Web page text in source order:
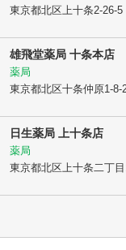
東京都北区 上十条2-26-5
雄飛堂薬局 十条本店
薬局
東京都北区十条仲原1-8-
日生薬局 上十条店
薬局
東京都北区 上十条二丁